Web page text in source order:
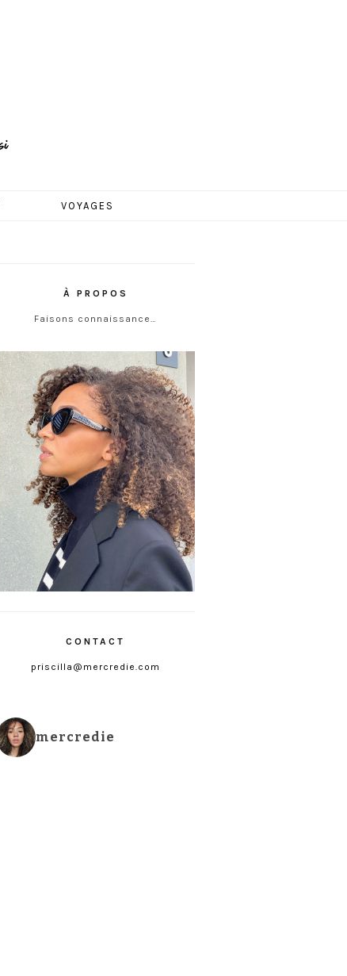
VOYAGES
À PROPOS
Faisons connaissance…
CONTACT
priscilla@mercredie.com
mercredie